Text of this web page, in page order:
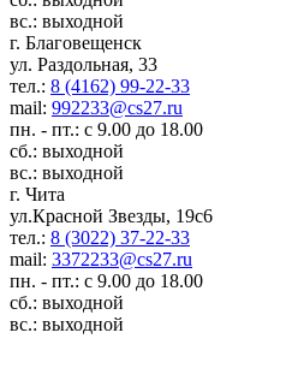
вс.: выходной
г. Благовещенск
ул. Раздольная, 33
тел.: 8 (4162) 99-22-33
mail: 992233@cs27.ru
пн. - пт.: с 9.00 до 18.00
сб.: выходной
вс.: выходной
г. Чита
ул.Красной Звезды, 19с6
тел.: 8 (3022) 37-22-33
mail: 3372233@cs27.ru
пн. - пт.: с 9.00 до 18.00
сб.: выходной
вс.: выходной